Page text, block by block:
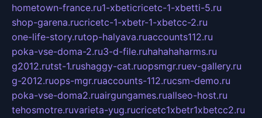
hometown-france.ru1-xbeticricetc-1-xbetti-5.ru
shop-garena.rucricetc-1-xbetr-1-xbetcc-2.ru
one-life-story.rutop-halyava.ruaccounts112.ru
poka-vse-doma-2.ru3-d-file.ruhahahaharms.ru
g2012.rutst-1.rushaggy-cat.ruopsmgr.ruev-gallery.ru
g-2012.ruops-mgr.ruaccounts-112.rucsm-demo.ru
poka-vse-doma2.ruairgungames.ruallseo-host.ru
tehosmotre.ruvarieta-yug.rucricetc1xbetr1xbetcc2.ru